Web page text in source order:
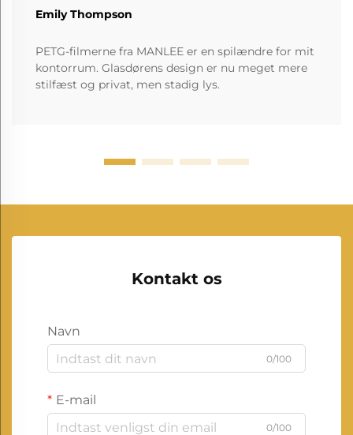
Emily Thompson
PETG-filmerne fra MANLEE er en spilændre for mit
kontorrum. Glasdørens design er nu meget mere
stilfæst og privat, men stadig lys.
Kontakt os
Navn
0/100
E-mail
0/100